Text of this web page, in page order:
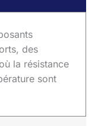
des
la résistance
sont